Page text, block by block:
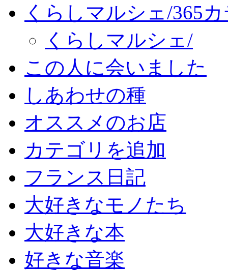
くらしマルシェ/365
くらしマルシェ/
この人に会いました
しあわせの種
オススメのお店
カテゴリを追加
フランス日記
大好きなモノたち
大好きな本
好きな音楽